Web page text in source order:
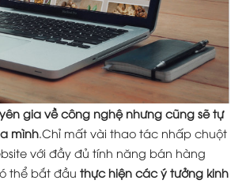
gia về công nghệ nhưng cũng sẽ tự
mình.Chỉ mất vài thao tác nhấp chuột
với đầy đủ tính năng bán hàng
thể bắt đầu thực hiện các ý tưởng kinh